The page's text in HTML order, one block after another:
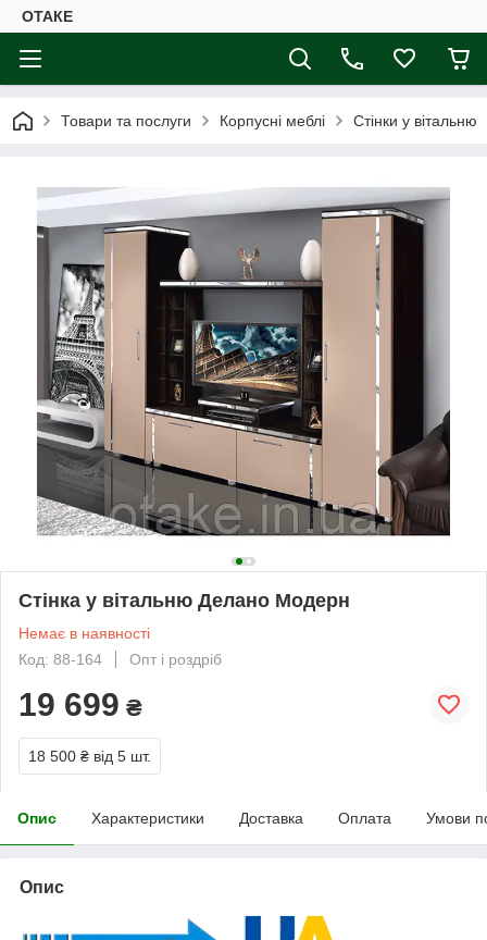
ОТАКЕ
Товари та послуги Корпусні меблі Стінки у вітальню
Стінка у вітальню Делано Модерн
Немає в наявності
Код: 88-164
Опт і роздріб
19 699 ₴
18 500 ₴ від 5 шт.
Опис Характеристики Доставка Оплата Умови
Опис